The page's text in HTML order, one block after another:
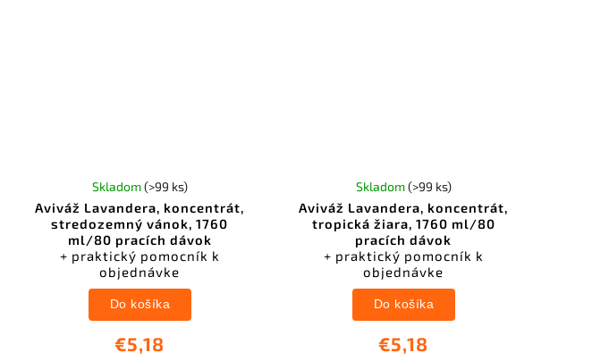
Aviváž Lavandera, koncentrát,
stredozemný vánok, 1760
ml/80 pracích dávok
+ praktický pomocník k
objednávke
Skladom(>99 ks)
€5,18
Do košíka
Aviváž Lavandera, koncentrát,
tropická žiara, 1760 ml/80
pracích dávok
+ praktický pomocník k
objednávke
Skladom(>99 ks)
€5,18
Do košíka